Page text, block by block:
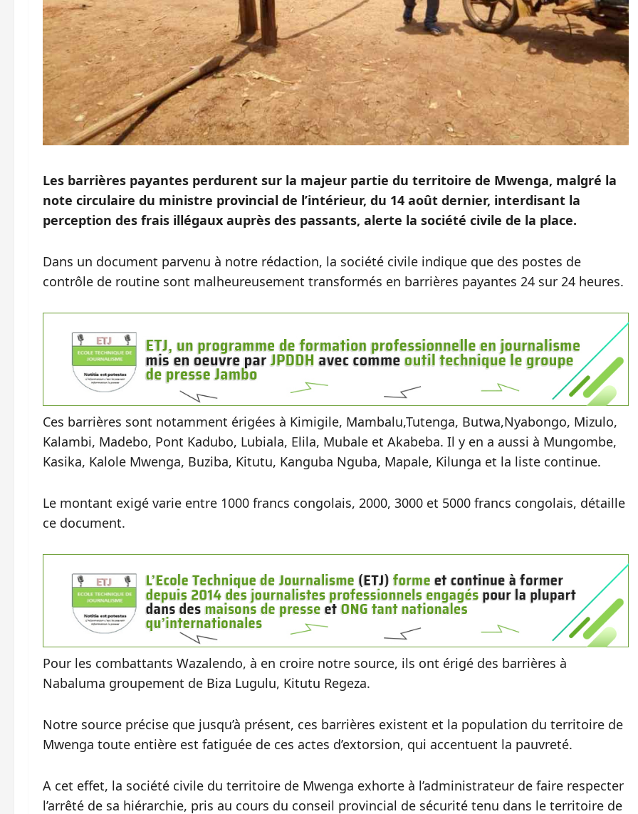
Les barrières payantes perdurent sur la majeur partie du territoire de Mwenga, malgré la
note circulaire du ministre provincial de l’intérieur, du 14 août dernier, interdisant la
perception des frais illégaux auprès des passants, alerte la société civile de la place.
Dans un document parvenu à notre rédaction, la société civile indique que des postes de
contrôle de routine sont malheureusement transformés en barrières payantes 24 sur 24 heures.
Ces barrières sont notamment érigées à Kimigile, Mambalu,Tutenga, Butwa,Nyabongo, Mizulo,
Kalambi, Madebo, Pont Kadubo, Lubiala, Elila, Mubale et Akabeba. Il y en a aussi à Mungombe,
Kasika, Kalole Mwenga, Buziba, Kitutu, Kanguba Nguba, Mapale, Kilunga et la liste continue.
Le montant exigé varie entre 1000 francs congolais, 2000, 3000 et 5000 francs congolais, détaille
ce document.
Pour les combattants Wazalendo, à en croire notre source, ils ont érigé des barrières à
Nabaluma groupement de Biza Lugulu, Kitutu Regeza.
Notre source précise que jusqu’à présent, ces barrières existent et la population du territoire de
Mwenga toute entière est fatiguée de ces actes d’extorsion, qui accentuent la pauvreté.
A cet effet, la société civile du territoire de Mwenga exhorte à l’administrateur de faire respecter
l’arrêté de sa hiérarchie, pris au cours du conseil provincial de sécurité tenu dans le territoire de